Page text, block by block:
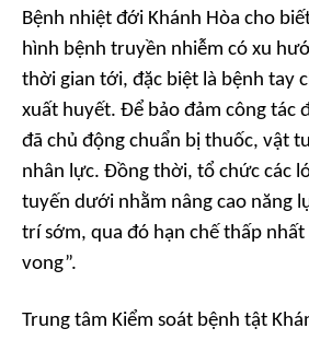
Bệnh nhiệt đới Khánh Hòa cho
hình bệnh truyền nhiễm có xu
thời gian tới, đặc biệt là bệnh tay
xuất huyết. Để bảo đảm công tác
đã chủ động chuẩn bị thuốc, vật
nhân lực. Đồng thời, tổ chức các
tuyến dưới nhằm nâng cao năng
trí sớm, qua đó hạn chế thấp nhất
vong”.
Trung tâm Kiểm soát bệnh tật